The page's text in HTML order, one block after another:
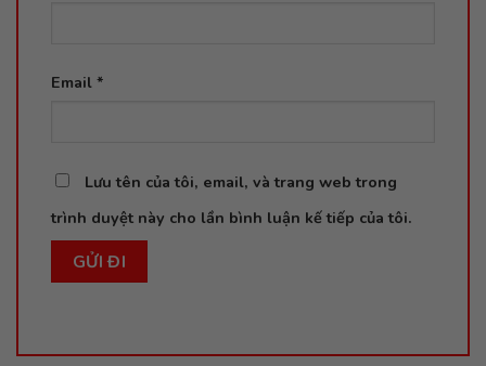
Email *
Lưu tên của tôi, email, và trang web trong
trình duyệt này cho lần bình luận kế tiếp của tôi.